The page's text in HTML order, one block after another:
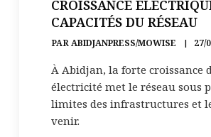
CROISSANCE
CAPACITÉS DU RÉSEAU
PARABIDJANPRESS/MOWISE 27/
À Abidjan, la forte croissance
électricité met le réseau sous
limites des infrastructures et
venir.